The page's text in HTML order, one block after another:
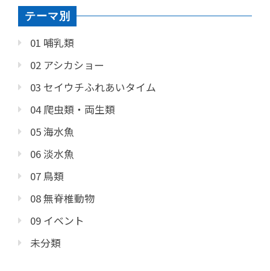
テーマ別
01 哺乳類
02 アシカショー
03 セイウチふれあいタイム
04 爬虫類・両生類
05 海水魚
06 淡水魚
07 鳥類
08 無脊椎動物
09 イベント
未分類